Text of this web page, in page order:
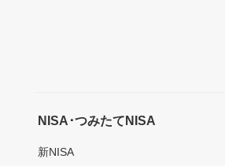
NISA･つみたてNISA
新NISA